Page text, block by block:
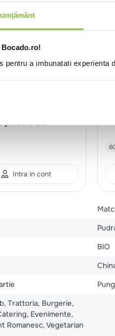
pentru a imbunatati experienta
pulbere bio
Intra in cont
BIO
Trattoria, Burgerie,
Evenimente,
Romanesc, Vegetarian